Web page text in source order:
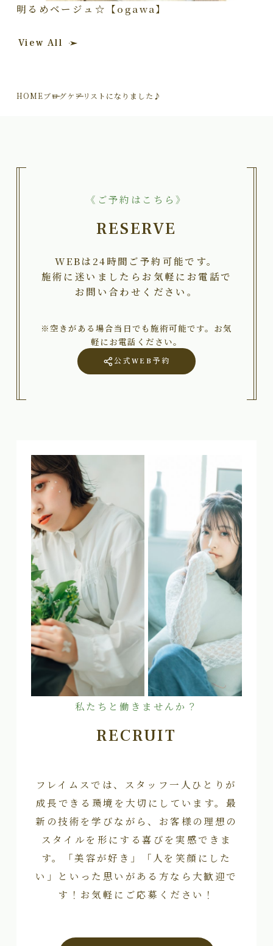
明るめベージュ☆【ogawa】
View All
HOMEブログケアリストになりました♪
《ご予約はこちら》
RESERVE
WEBは24時間ご予約可能です。
施術に迷いましたらお気軽にお電話で
お問い合わせください。
※空きがある場合当日でも施術可能です。お気
軽にお電話ください。
公式WEB予約
私たちと働きませんか？
RECRUIT
フレイムスでは、スタッフ一人ひとりが
成長できる環境を大切にしています。最
新の技術を学びながら、お客様の理想の
スタイルを形にする喜びを実感できま
す。「美容が好き」「人を笑顔にした
い」といった思いがある方なら大歓迎で
す！お気軽にご応募ください！